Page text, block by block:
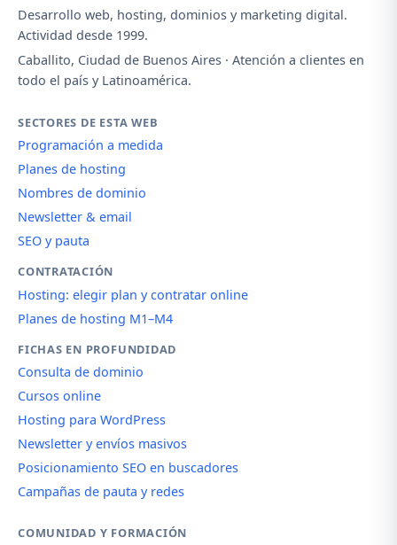
Desarrollo web, hosting, dominios y marketing digital.
Actividad desde 1999.
Caballito, Ciudad de Buenos Aires · Atención a clientes en
todo el país y Latinoamérica.
SECTORES DE ESTA WEB
Programación a medida
Planes de hosting
Nombres de dominio
Newsletter & email
SEO y pauta
CONTRATACIÓN
Hosting: elegir plan y contratar online
Planes de hosting M1–M4
FICHAS EN PROFUNDIDAD
Consulta de dominio
Cursos online
Hosting para WordPress
Newsletter y envíos masivos
Posicionamiento SEO en buscadores
Campañas de pauta y redes
COMUNIDAD Y FORMACIÓN